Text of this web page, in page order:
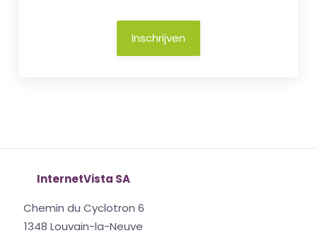
Inschrijven
InternetVista SA
Chemin du Cyclotron 6
1348 Louvain-la-Neuve